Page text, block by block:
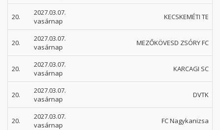
20.
2027.03.07.
vasárnap
KECSKEMÉTI TE
20.
2027.03.07.
vasárnap
MEZŐKÖVESD ZSÓRY FC
20.
2027.03.07.
vasárnap
KARCAGI SC
20.
2027.03.07.
vasárnap
DVTK
20.
2027.03.07.
vasárnap
FC Nagykanizsa